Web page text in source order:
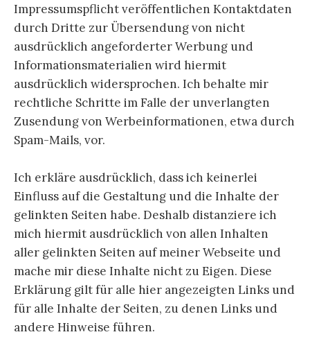
Impressumspflicht veröffentlichen Kontaktdaten
durch Dritte zur Übersendung von nicht
ausdrücklich angeforderter Werbung und
Informationsmaterialien wird hiermit
ausdrücklich widersprochen. Ich behalte mir
rechtliche Schritte im Falle der unverlangten
Zusendung von Werbeinformationen, etwa durch
Spam-Mails, vor.
Ich erkläre ausdrücklich, dass ich keinerlei
Einfluss auf die Gestaltung und die Inhalte der
gelinkten Seiten habe. Deshalb distanziere ich
mich hiermit ausdrücklich von allen Inhalten
aller gelinkten Seiten auf meiner Webseite und
mache mir diese Inhalte nicht zu Eigen. Diese
Erklärung gilt für alle hier angezeigten Links und
für alle Inhalte der Seiten, zu denen Links und
andere Hinweise führen.